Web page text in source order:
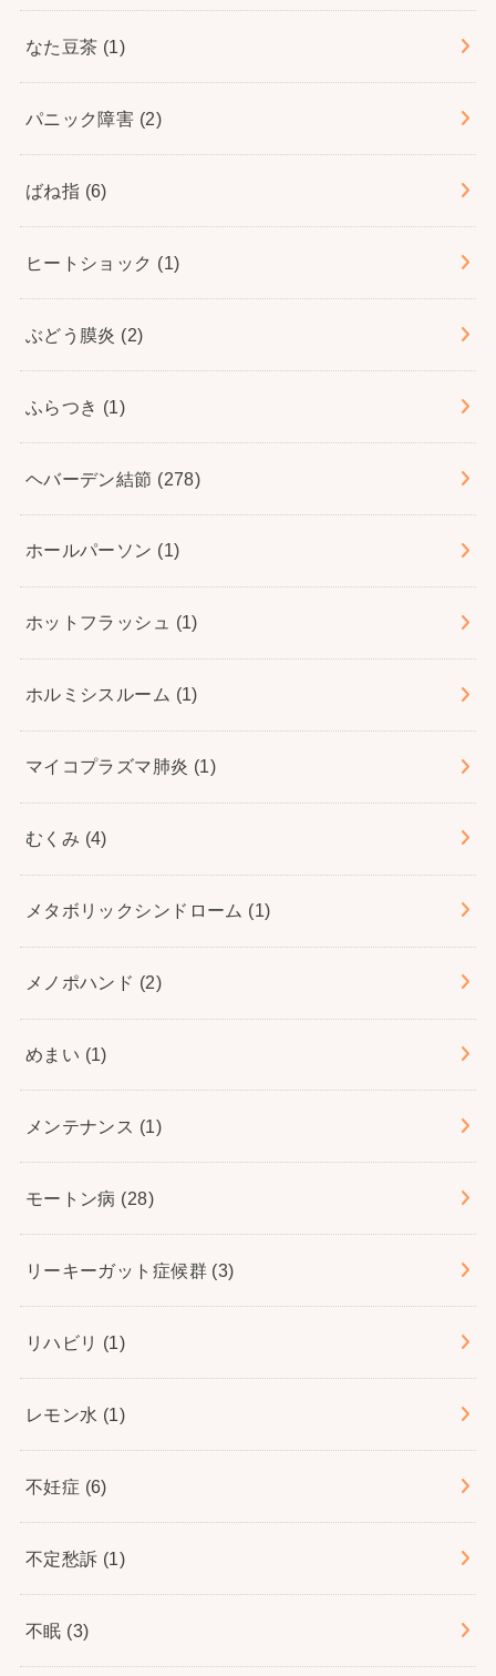
なた豆茶 (1)
パニック障害 (2)
ばね指 (6)
ヒートショック (1)
ぶどう膜炎 (2)
ふらつき (1)
ヘバーデン結節 (278)
ホールパーソン (1)
ホットフラッシュ (1)
ホルミシスルーム (1)
マイコプラズマ肺炎 (1)
むくみ (4)
メタボリックシンドローム (1)
メノポハンド (2)
めまい (1)
メンテナンス (1)
モートン病 (28)
リーキーガット症候群 (3)
リハビリ (1)
レモン水 (1)
不妊症 (6)
不定愁訴 (1)
不眠 (3)